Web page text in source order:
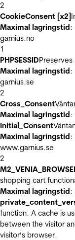
2
CookieConsent [x2]
Maximal lagringstid:
garnius.no
1
PHPSESSID
Maximal lagringstid:
garnius.se
2
Cross_Consent
Maximal lagringstid:
Initial_Consent
Maximal lagringstid:
www.garnius.se
2
shopping cart
Maximal lagringstid:
function. A cache is
between the visitor
visitor’s browser.